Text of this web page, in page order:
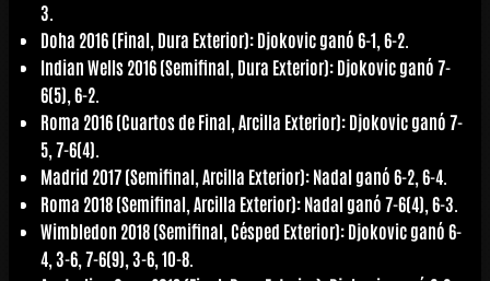
3.
Doha 2016 (Final, Dura Exterior): Djokovic ganó 6-1, 6-2.
Indian Wells 2016 (Semifinal, Dura Exterior): Djokovic ganó 7-
6(5), 6-2.
Roma 2016 (Cuartos de Final, Arcilla Exterior): Djokovic ganó 7-
5, 7-6(4).
Madrid 2017 (Semifinal, Arcilla Exterior): Nadal ganó 6-2, 6-4.
Roma 2018 (Semifinal, Arcilla Exterior): Nadal ganó 7-6(4), 6-3.
Wimbledon 2018 (Semifinal, Césped Exterior): Djokovic ganó 6-
4, 3-6, 7-6(9), 3-6, 10-8.